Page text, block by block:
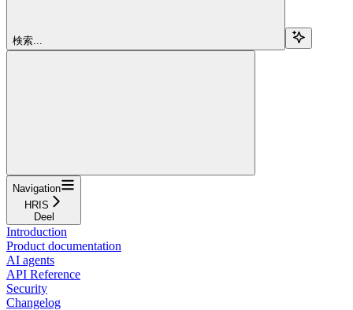
検索...
Navigation
HRIS
Deel
Introduction
Product documentation
AI agents
API Reference
Security
Changelog